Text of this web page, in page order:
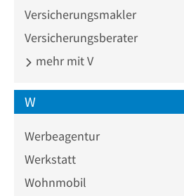
Versicherungsmakler
Versicherungsberater
mehr mit V
W
Werbeagentur
Werkstatt
Wohnmobil